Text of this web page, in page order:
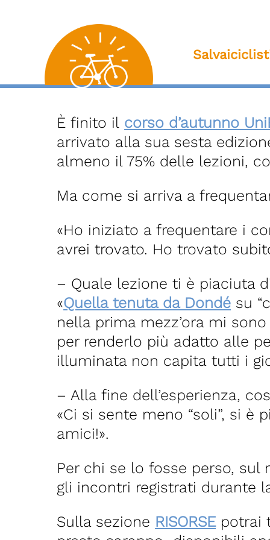
È finito il corso d’autunno
arrivato alla sua sesta
almeno il 75% delle lezioni,
Ma come si arriva a
«Ho iniziato a frequentare i
avrei trovato. Ho trovato
– Quale lezione ti è piaciuta
«Quella tenuta da Dondé su
nella prima mezz’ora mi
per renderlo più adatto alle
illuminata non capita tutti i
– Alla fine dell’esperienza,
«Ci si sente meno “soli”, si
amici!».
Per chi se lo fosse perso, sul
gli incontri registrati durante
Sulla sezione RISORSE potrai